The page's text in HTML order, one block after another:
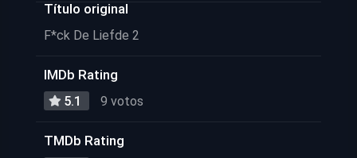
Título original
F*ck De Liefde 2
IMDb Rating
5.1 9 votos
TMDb Rating